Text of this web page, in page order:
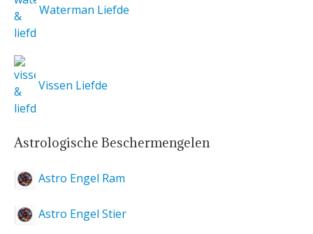
Waterman Liefde
Vissen Liefde
Astrologische Beschermengelen
Astro Engel Ram
Astro Engel Stier